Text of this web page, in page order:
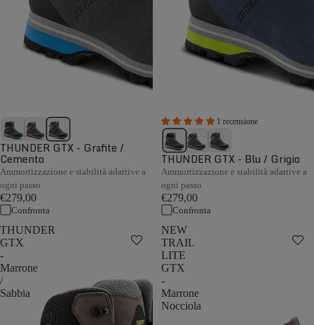
THUNDER GTX - Grafite /
Cemento
Ammortizzazione e stabilità adattive a
ogni passo
€279,00
Confronta
1 recensione
THUNDER GTX - Blu / Grigio
Ammortizzazione e stabilità adattive a
ogni passo
€279,00
Confronta
THUNDER
GTX
-
Marrone
/
Sabbia
NEW
TRAIL
LITE
GTX
-
Marrone
Nocciola